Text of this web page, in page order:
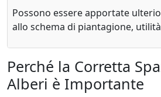
Possono essere apportate
allo schema di piantagione,
Perché la Corretta
Alberi è Importante